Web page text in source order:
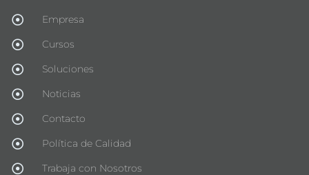
Empresa
Cursos
Soluciones
Noticias
Contacto
Política de Calidad
Trabaja con Nosotros